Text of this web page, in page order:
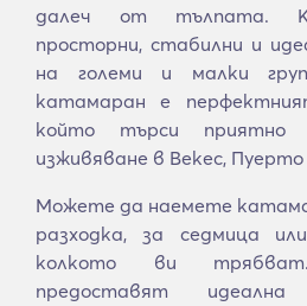
далеч от тълпата.
просторни, стабилни и
на големи и малки
катамаран е
който търси приятно
изживяване в Векес, Пуерто
Можете да наемете
разходка, за седмица
колкото ви
предоставят